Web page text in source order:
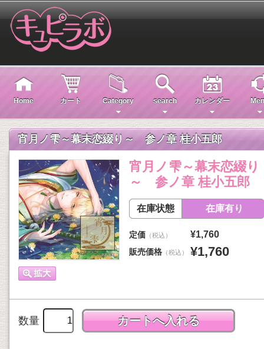
Home カート Category search カレンダー
宵月ノ雫～幕末恋綴り～ 参ノ章 桂小五郎
宵月ノ雫～幕末恋綴り
～ 参ノ章 桂小五郎
在庫状態 在庫有り
定価 （税込） ¥1,760
販売価格 （税込） ¥1,760
数量